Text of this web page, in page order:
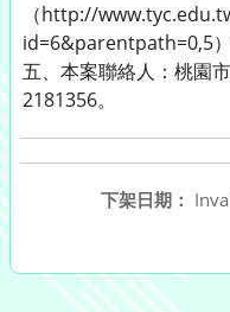
（http://
id=6&parentpath=0,5）
五、本案聯絡人：桃園
2181356。
下架日期：